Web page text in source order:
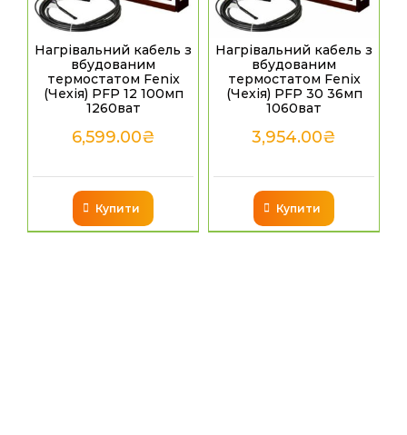
Нагрівальний кабель з
вбудованим
термостатом Fenix
(Чехія) PFP 12 100мп
1260ват
6,599.00₴
Купити
Нагрівальний кабель з
вбудованим
термостатом Fenix
(Чехія) PFP 30 36мп
1060ват
3,954.00₴
Купити